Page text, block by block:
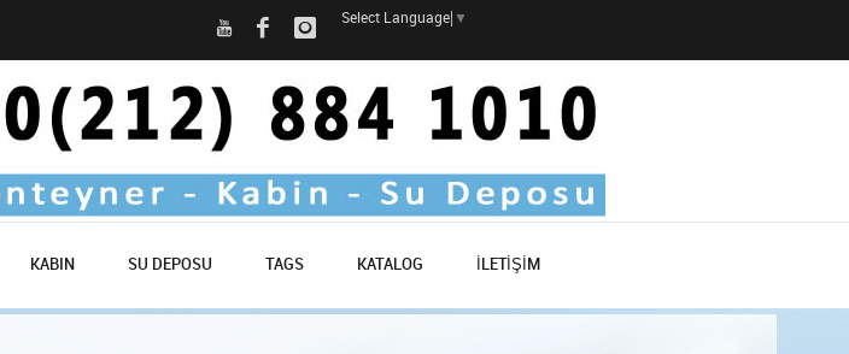
Select Language ▼
KABIN SU DEPOSU TAGS KATALOG İLETİŞİM